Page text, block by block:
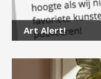
Art Alert!
voor